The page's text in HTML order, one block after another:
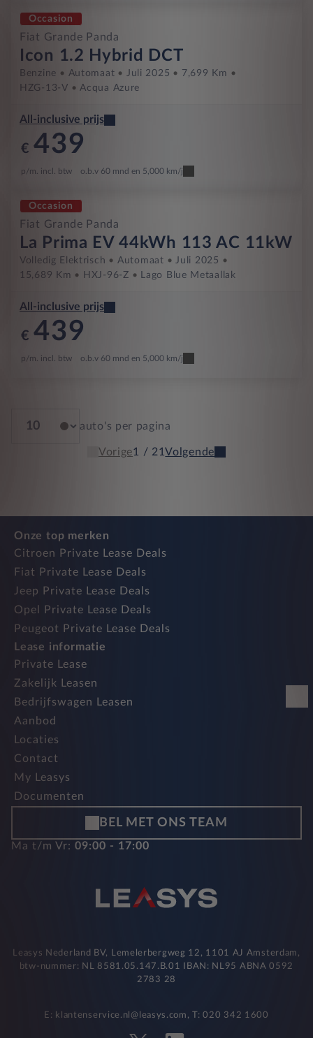
Occasion
Fiat Grande Panda
Icon 1.2 Hybrid DCT
Benzine Automaat Juli 2025
7,699 Km
HZG-13-V
Acqua Azure
All-inclusive prijs
€ 439
p/m. incl. btw o.b.v 60 mnd en 5,000 km/j
Occasion
Fiat Grande Panda
La Prima EV 44kWh 113 AC 11kW
Volledig Elektrisch Automaat
Juli 2025
15,689 Km
HXJ-96-Z Lago Blue Metaallak
All-inclusive prijs
€ 439
p/m. incl. btw o.b.v 60 mnd en 5,000 km/j
auto's per pagina
Vorige1 / 21Volgende
Onze top merken
Citroen Private Lease Deals
Fiat Private Lease Deals
Jeep Private Lease Deals
Opel Private Lease Deals
Peugeot Private Lease Deals
Lease informatie
Private Lease
Zakelijk Leasen
Bedrijfswagen Leasen
Aanbod
Locaties
Contact
My Leasys
Documenten
BEL MET ONS TEAM
Ma t/m Vr: 09:00 - 17:00
Leasys Nederland BV, Lemelerbergweg 12, 1101 AJ Amsterdam,
btw-nummer: NL 8581.05.147.B.01 IBAN: NL95 ABNA 0592
2783 28
E: klantenservice.nl@leasys.com, T: 020 342 1600